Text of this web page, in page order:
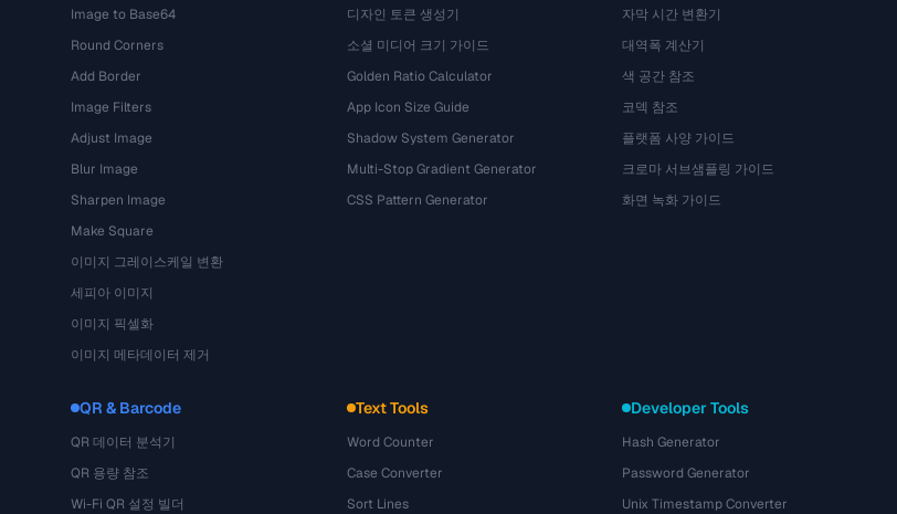
Image to Base64
Round Corners
Add Border
Image Filters
Adjust Image
Blur Image
Sharpen Image
Make Square
이미지 그레이스케일 변환
세피아 이미지
이미지 픽셀화
이미지 메타데이터 제거
디자인 토큰 생성기
소셜 미디어 크기 가이드
Golden Ratio Calculator
App Icon Size Guide
Shadow System Generator
Multi-Stop Gradient Generator
CSS Pattern Generator
자막 시간 변환기
대역폭 계산기
색 공간 참조
코덱 참조
플랫폼 사양 가이드
크로마 서브샘플링 가이드
화면 녹화 가이드
QR & Barcode
QR 데이터 분석기
QR 용량 참조
Wi-Fi QR 설정 빌더
Text Tools
Word Counter
Case Converter
Sort Lines
Developer Tools
Hash Generator
Password Generator
Unix Timestamp Converter